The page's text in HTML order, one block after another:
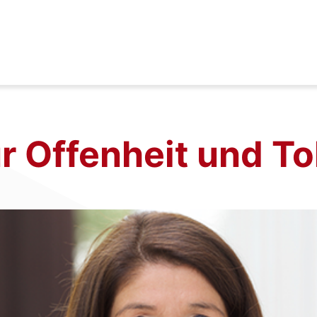
Offenheit und